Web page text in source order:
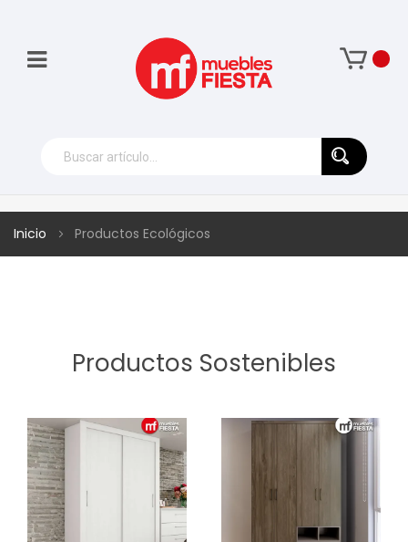
Inicio Productos Ecológicos
Productos Sostenibles